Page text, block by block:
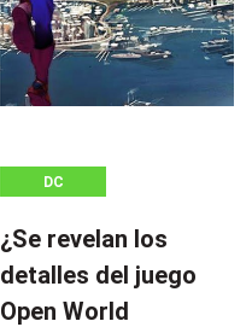
DC
¿Se revelan los
detalles del juego
Open World